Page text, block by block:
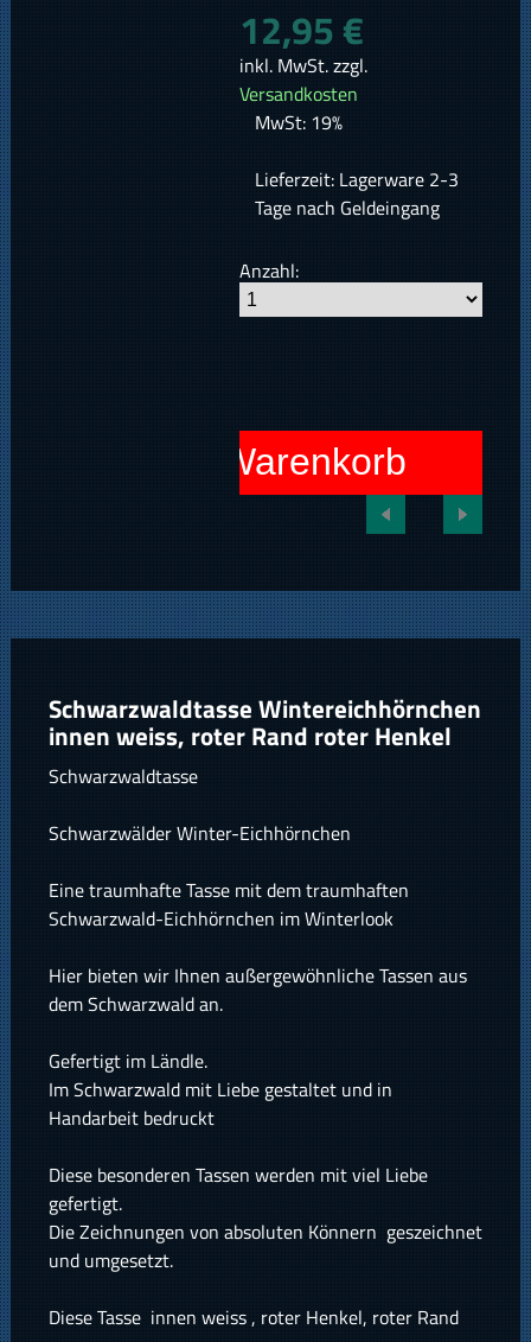
12,95 €
inkl. MwSt. zzgl.
Versandkosten
MwSt: 19%
Lieferzeit: Lagerware 2-3
Tage nach Geldeingang
Anzahl:
In den Warenkorb
Schwarzwaldtasse Wintereichhörnchen
innen weiss, roter Rand roter Henkel
Schwarzwaldtasse
Schwarzwälder Winter-Eichhörnchen
Eine traumhafte Tasse mit dem traumhaften
Schwarzwald-Eichhörnchen im Winterlook
Hier bieten wir Ihnen außergewöhnliche Tassen aus
dem Schwarzwald an.
Gefertigt im Ländle.
Im Schwarzwald mit Liebe gestaltet und in
Handarbeit bedruckt
Diese besonderen Tassen werden mit viel Liebe
gefertigt.
Die Zeichnungen von absoluten Könnern geszeichnet
und umgesetzt.
Diese Tasse innen weiss , roter Henkel, roter Rand